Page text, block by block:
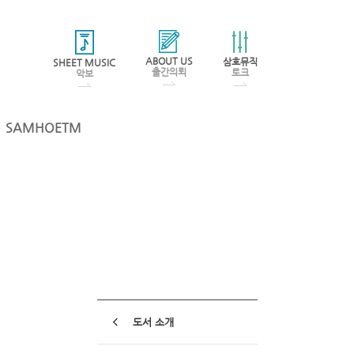
SHEET MUSIC
악보
ABOUT US
출간의뢰
삼호뮤직
토크
SAMHOETM
도서 소개